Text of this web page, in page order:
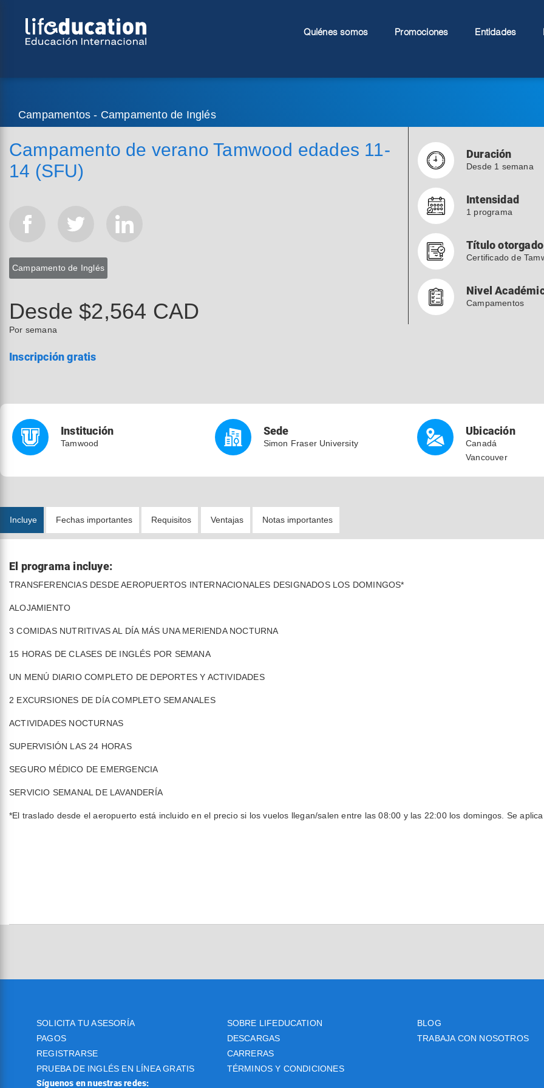
Entidades
Promociones
Quiénes somos
Campamentos - Campamento de Inglés
Campamento de verano Tamwood edades 11-
14 (SFU)
Campamento de Inglés
Desde $2,564 CAD
Por semana
Inscripción gratis
Duración
Desde 1 semana
Intensidad
1 programa
Título otorgado
Certificado de
Nivel
Campamentos
Institución
Tamwood
Sede
Simon Fraser University
Ubicación
Canadá
Vancouver
Incluye Fechas importantes Requisitos Ventajas Notas importantes
El programa incluye:
TRANSFERENCIAS DESDE AEROPUERTOS INTERNACIONALES DESIGNADOS LOS DOMINGOS*
ALOJAMIENTO
3 COMIDAS NUTRITIVAS AL DÍA MÁS UNA MERIENDA NOCTURNA
15 HORAS DE CLASES DE INGLÉS POR SEMANA
UN MENÚ DIARIO COMPLETO DE DEPORTES Y ACTIVIDADES
2 EXCURSIONES DE DÍA COMPLETO SEMANALES
ACTIVIDADES NOCTURNAS
SUPERVISIÓN LAS 24 HORAS
SEGURO MÉDICO DE EMERGENCIA
SERVICIO SEMANAL DE LAVANDERÍA
*El traslado desde el aeropuerto está incluido en el precio si los vuelos llegan/salen entre las 08:00 y las 22:00 los domingos. Se
SOLICITA TU ASESORÍA
PAGOS
REGISTRARSE
PRUEBA DE INGLÉS EN LÍNEA GRATIS
SOBRE LIFEDUCATION
DESCARGAS
CARRERAS
TÉRMINOS Y CONDICIONES
BLOG
TRABAJA CON NOSOTROS
Síguenos en nuestras redes: